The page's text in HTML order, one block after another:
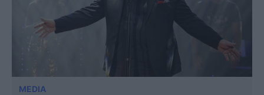
MEDIA